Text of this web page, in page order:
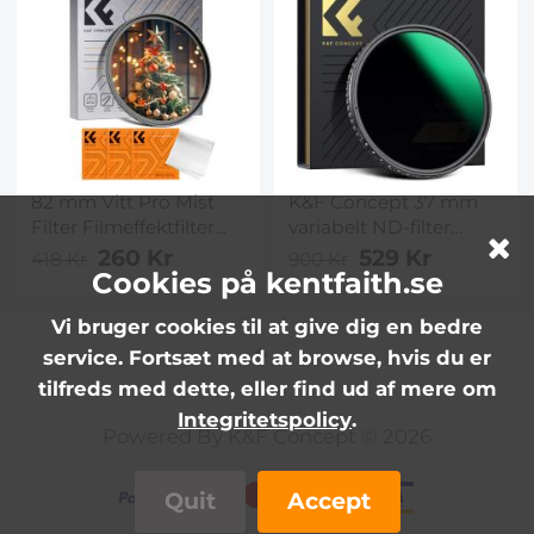
Beläggningar för
Kamerobjektiv Nano-
Dazzle Series
82 mm Vitt Pro Mist
flerskiktsbeläggningar
för porträtt- och
landskapsfotografering
Nano-Klear
K&F Concept 37 mm
HD vattnavvisande
VND-filter för
kamerobjektiv, inget X-
kors, Nano-Xcel
Powered By K&F Concept © 2026
Cookies på kentfaith.se
Vi bruger cookies til at give dig en bedre
service. Fortsæt med at browse, hvis du er
tilfreds med dette, eller find ud af mere om
Integritetspolicy.
Quit Accept